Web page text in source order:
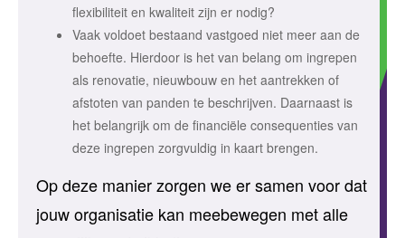
flexibiliteit en kwaliteit zijn er nodig?
Vaak voldoet bestaand vastgoed niet meer aan de
behoefte. Hierdoor is het van belang om ingrepen
als renovatie, nieuwbouw en het aantrekken of
afstoten van panden te beschrijven. Daarnaast is
het belangrijk om de financiële consequenties van
deze ingrepen zorgvuldig in kaart brengen.
Op deze manier zorgen we er samen voor dat
jouw organisatie kan meebewegen met alle